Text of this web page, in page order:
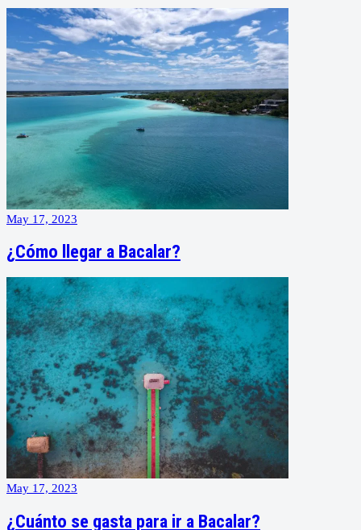
May 17, 2023
¿Cómo llegar a Bacalar?
May 17, 2023
¿Cuánto se gasta para ir a Bacalar?